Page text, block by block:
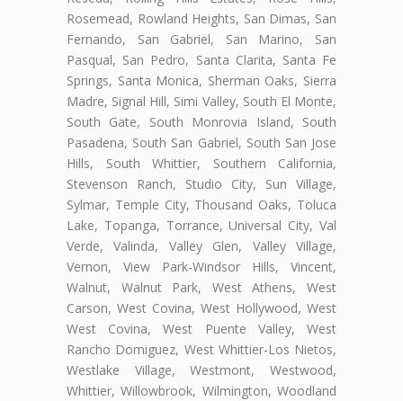
Rosemead, Rowland Heights, San Dimas, San
Fernando, San Gabriel, San Marino, San
Pasqual, San Pedro, Santa Clarita, Santa Fe
Springs, Santa Monica, Sherman Oaks, Sierra
Madre, Signal Hill, Simi Valley, South El Monte,
South Gate, South Monrovia Island, South
Pasadena, South San Gabriel, South San Jose
Hills, South Whittier, Southern California,
Stevenson Ranch, Studio City, Sun Village,
Sylmar, Temple City, Thousand Oaks, Toluca
Lake, Topanga, Torrance, Universal City, Val
Verde, Valinda, Valley Glen, Valley Village,
Vernon, View Park-Windsor Hills, Vincent,
Walnut, Walnut Park, West Athens, West
Carson, West Covina, West Hollywood, West
West Covina, West Puente Valley, West
Rancho Domiguez, West Whittier-Los Nietos,
Westlake Village, Westmont, Westwood,
Whittier, Willowbrook, Wilmington, Woodland